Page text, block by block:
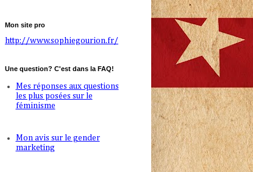
Mon site pro
http://www.sophiegourion.fr/
Une question? C'est dans la FAQ!
Mes réponses aux questions
les plus posées sur le
féminisme
Mon avis sur le gender
marketing